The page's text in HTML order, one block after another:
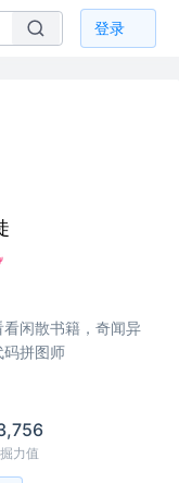
登录
闲散书籍，奇闻异
码拼图师
掘力值